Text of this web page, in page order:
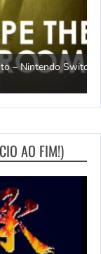
– Nintendo Switch
AO FIM!)